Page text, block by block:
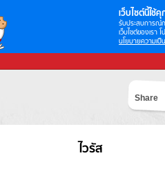
เว็บไซต์นี้ใช้คุ
รับประสบการณ์
เว็บไซต์ของเรา
นโยบายความเป็
Share
ไวรัส